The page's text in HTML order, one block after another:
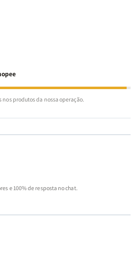
produtos da nossa operação.
e 100% de resposta no chat.